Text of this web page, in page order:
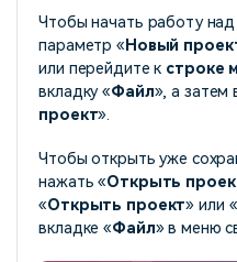
Чтобы начать работу
параметр « Новый
или перейдите к строке
вкладку «Файл», а затем
проект».
Чтобы открыть уже
нажать «Открыть
«Открыть проект» или «
вкладке «Файл» в меню